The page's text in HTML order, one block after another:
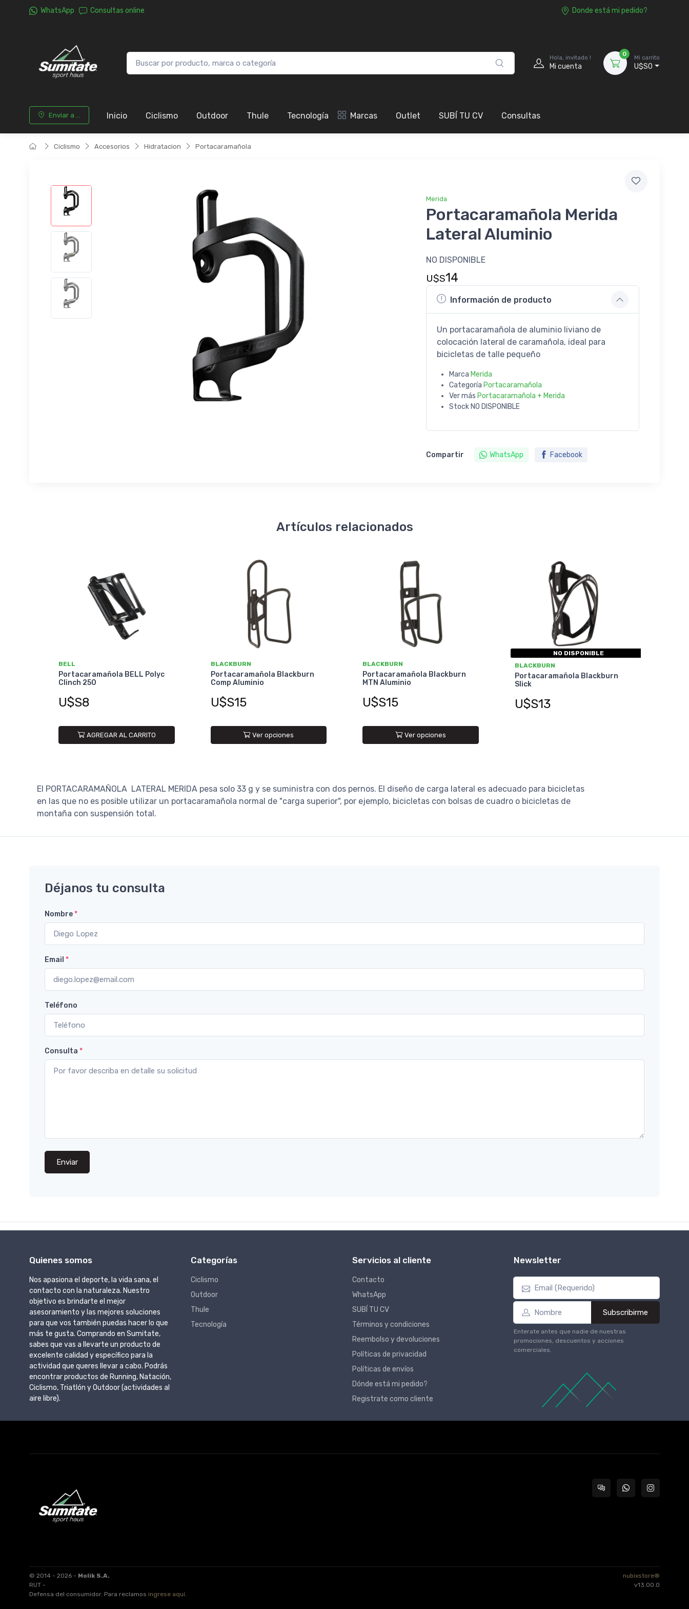
WhatsApp Consultas online Donde está mi pedido?
Hola, invitado !
Mi cuenta
0
Mi carrito
U$S0
Enviar a ... Inicio Ciclismo Outdoor Thule Tecnología Marcas Outlet SUBÍ TU CV Consultas
Ciclismo Accesorios Hidratacion Portacaramañola
Merida
Portacaramañola Merida
Lateral Aluminio
NO DISPONIBLE
U$S14
Información de producto
Un portacaramañola de aluminio liviano de
colocación lateral de caramañola, ideal para
bicicletas de talle pequeño
Marca Merida
Categoría Portacaramañola
Ver más Portacaramañola + Merida
Stock NO DISPONIBLE
Compartir WhatsApp Facebook
Artículos relacionados
BELL
Portacaramañola BELL Polyc
Clinch 250
U$S8
AGREGAR AL CARRITO
BLACKBURN
Portacaramañola Blackburn
Comp Aluminio
U$S15
Ver opciones
BLACKBURN
Portacaramañola Blackburn
MTN Aluminio
U$S15
Ver opciones
NO DISPONIBLE
BLACKBURN
Portacaramañola Blackburn
Slick
U$S13
El PORTACARAMAÑOLA LATERAL MERIDA pesa solo 33 g y se suministra con dos pernos. El diseño de carga lateral es adecuado para bicicletas
en las que no es posible utilizar un portacaramañola normal de "carga superior", por ejemplo, bicicletas con bolsas de cuadro o bicicletas de
montaña con suspensión total.
Déjanos tu consulta
Nombre*
Email *
Teléfono
Consulta *
Enviar
Quienes somos
Nos apasiona el deporte, la vida sana, el
contacto con la naturaleza. Nuestro
objetivo es brindarte el mejor
asesoramiento y las mejores soluciones
para que vos también puedas hacer lo que
más te gusta. Comprando en Sumitate,
sabes que vas a llevarte un producto de
excelente calidad y específico para la
actividad que queres llevar a cabo. Podrás
encontrar productos de Running, Natación,
Ciclismo, Triatlón y Outdoor (actividades al
aire libre).
Categorías
Ciclismo
Outdoor
Thule
Tecnología
Servicios al cliente
Contacto
WhatsApp
SUBÍ TU CV
Términos y condiciones
Reembolso y devoluciones
Políticas de privacidad
Políticas de envíos
Dónde está mi pedido?
Registrate como cliente
Newsletter
Subscribirme
Enterate antes que nadie de nuestras
promociones, descuentos y acciones
comerciales.
© 2014 - 2026 - Molik S.A.
RUT -
Defensa del consumidor. Para reclamos ingrese aquí.
nubixstore®
v13.00.0